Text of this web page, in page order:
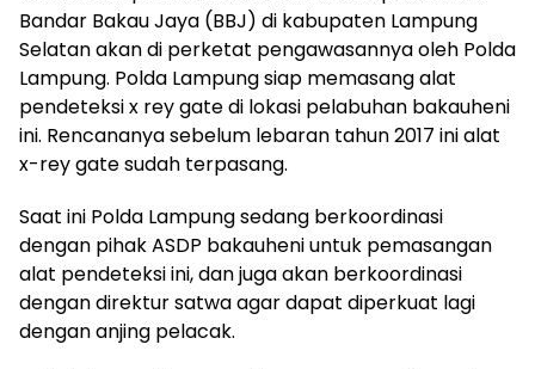
Bandar Bakau Jaya (BBJ) di kabupaten Lampung
Selatan akan di perketat pengawasannya oleh Polda
Lampung. Polda Lampung siap memasang alat
pendeteksi x rey gate di lokasi pelabuhan bakauheni
ini. Rencananya sebelum lebaran tahun 2017 ini alat
x-rey gate sudah terpasang.
Saat ini Polda Lampung sedang berkoordinasi
dengan pihak ASDP bakauheni untuk pemasangan
alat pendeteksi ini, dan juga akan berkoordinasi
dengan direktur satwa agar dapat diperkuat lagi
dengan anjing pelacak.